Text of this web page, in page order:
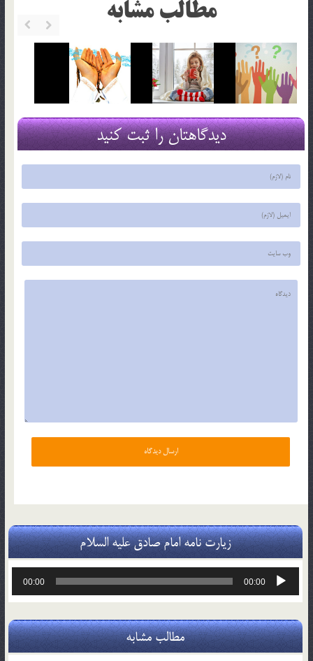
مطالب مشابه
دیدگاهتان را ثبت کنید
زیارت نامه امام صادق علیه السلام
پخش‌کننده
00:00
00:00
مطالب مشابه